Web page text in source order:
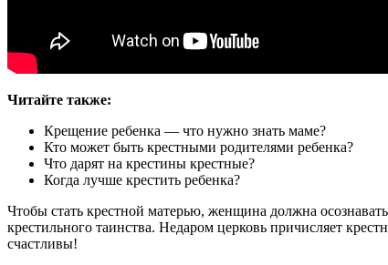
Читайте также:
Крещение ребенка — что нужно знать маме?
Кто может быть крестными родителями ребенка?
Что дарят на крестины крестные?
Когда лучше крестить ребенка?
Чтобы стать крестной матерью, женщина должна
крестильного таинства. Недаром церковь причисляет
счастливы!